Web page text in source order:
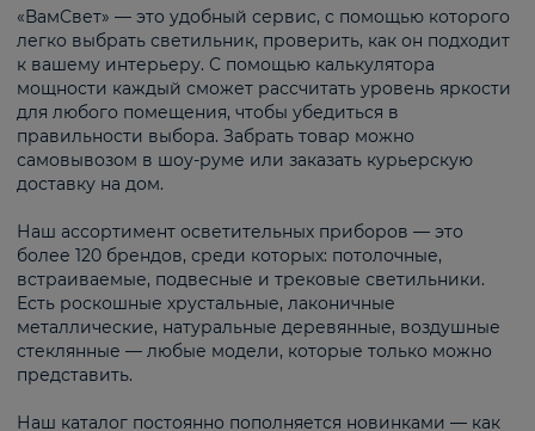
«ВамСвет» — это удобный сервис, с помощью которого
легко выбрать светильник, проверить, как он подходит
к вашему интерьеру. С помощью калькулятора
мощности каждый сможет рассчитать уровень яркости
для любого помещения, чтобы убедиться в
правильности выбора. Забрать товар можно
самовывозом в шоу-руме или заказать курьерскую
доставку на дом.
Наш ассортимент осветительных приборов — это
более 120 брендов, среди которых: потолочные,
встраиваемые, подвесные и трековые светильники.
Есть роскошные хрустальные, лаконичные
металлические, натуральные деревянные, воздушные
стеклянные — любые модели, которые только можно
представить.
Наш каталог постоянно пополняется новинками — как